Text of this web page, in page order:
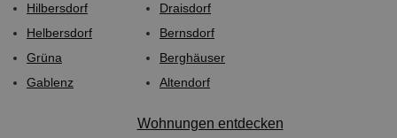
Hilbersdorf
Helbersdorf
Grüna
Gablenz
Draisdorf
Bernsdorf
Berghäuser
Altendorf
Wohnungen entdecken